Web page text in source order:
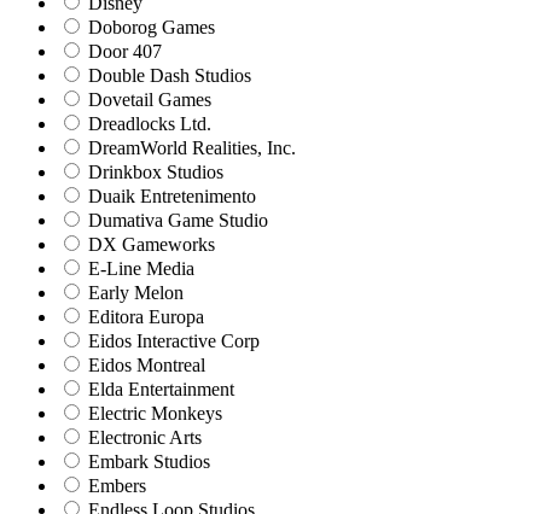
Doborog Games
Door 407
Double Dash Studios
Dovetail Games
Dreadlocks Ltd.
DreamWorld Realities, Inc.
Drinkbox Studios
Duaik Entretenimento
Dumativa Game Studio
DX Gameworks
E-Line Media
Early Melon
Editora Europa
Eidos Interactive Corp
Eidos Montreal
Elda Entertainment
Electric Monkeys
Electronic Arts
Embark Studios
Embers